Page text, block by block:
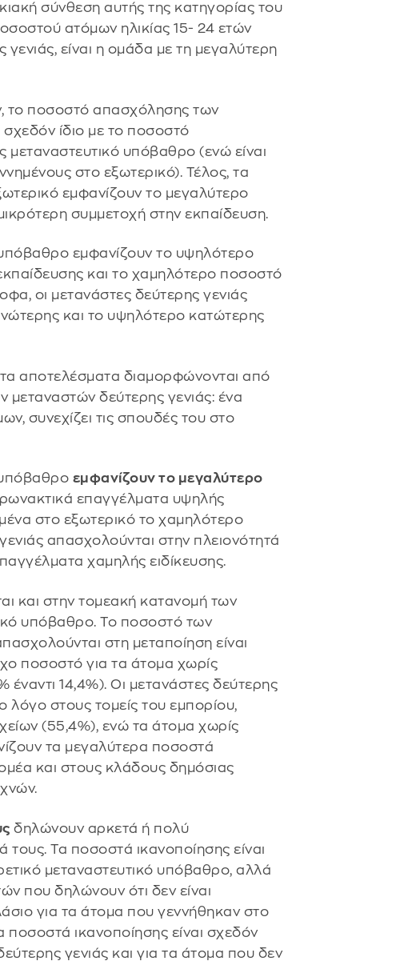
σύνθεση αυτής της κατηγορίας του
ατόμων ηλικίας 15- 24 ετών
είναι η ομάδα με τη μεγαλύτερη
το ποσοστό απασχόλησης των
σχεδόν ίδιο με το ποσοστό
υπόβαθρο (ενώ είναι
στο εξωτερικό). Τέλος, τα
εμφανίζουν το μεγαλύτερο
συμμετοχή στην εκπαίδευση.
εμφανίζουν το υψηλότερο
και το χαμηλότερο ποσοστό
οι μετανάστες δεύτερης γενιάς
και το υψηλότερο κατώτερης
τα αποτελέσματα διαμορφώνονται από
μεταναστών δεύτερης γενιάς: ένα
συνεχίζει τις σπουδές του στο
εμφανίζουν το μεγαλύτερο
επαγγέλματα υψηλής
στο εξωτερικό το χαμηλότερο
απασχολούνται στην πλειονότητά
χαμηλής ειδίκευσης.
και στην τομεακή κατανομή των
υπόβαθρο. Το ποσοστό των
στη μεταποίηση είναι
ποσοστό για τα άτομα χωρίς
14,4%). Οι μετανάστες δεύτερης
λόγο στους τομείς του εμπορίου,
(55,4%), ενώ τα άτομα χωρίς
τα μεγαλύτερα ποσοστά
και στους κλάδους δημόσιας
δηλώνουν αρκετά ή πολύ
τους. Τα ποσοστά ικανοποίησης είναι
μεταναστευτικό υπόβαθρο, αλλά
που δηλώνουν ότι δεν είναι
για τα άτομα που γεννήθηκαν στο
ποσοστά ικανοποίησης είναι σχεδόν
γενιάς και για τα άτομα που δεν